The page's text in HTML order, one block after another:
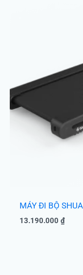
MÁY ĐI BỘ
13.190.000₫